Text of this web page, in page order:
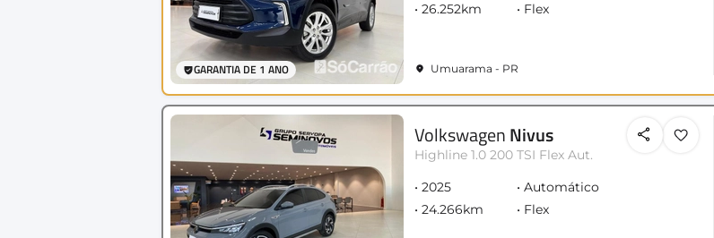
GARANTIA DE 1 ANO
26.252km
Flex
Umuarama - PR
VolkswagenNivus
Highline 1.0 200 TSI Flex Aut.
2025
Automático
24.266km
Flex